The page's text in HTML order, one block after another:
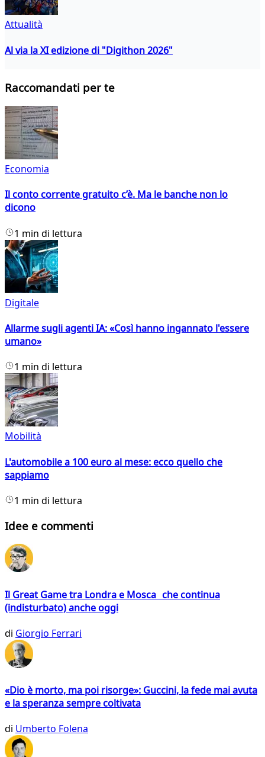
Attualità
Al via la XI edizione di "Digithon 2026"
Raccomandati per te
Economia
Il conto corrente gratuito c’è. Ma le banche non lo
dicono
1 min di lettura
Digitale
Allarme sugli agenti IA: «Così hanno ingannato l'essere
umano»
1 min di lettura
Mobilità
L'automobile a 100 euro al mese: ecco quello che
sappiamo
1 min di lettura
Idee e commenti
Il Great Game tra Londra e Mosca che continua
(indisturbato) anche oggi
di Giorgio Ferrari
«Dio è morto, ma poi risorge»: Guccini, la fede mai avuta
e la speranza sempre coltivata
di Umberto Folena